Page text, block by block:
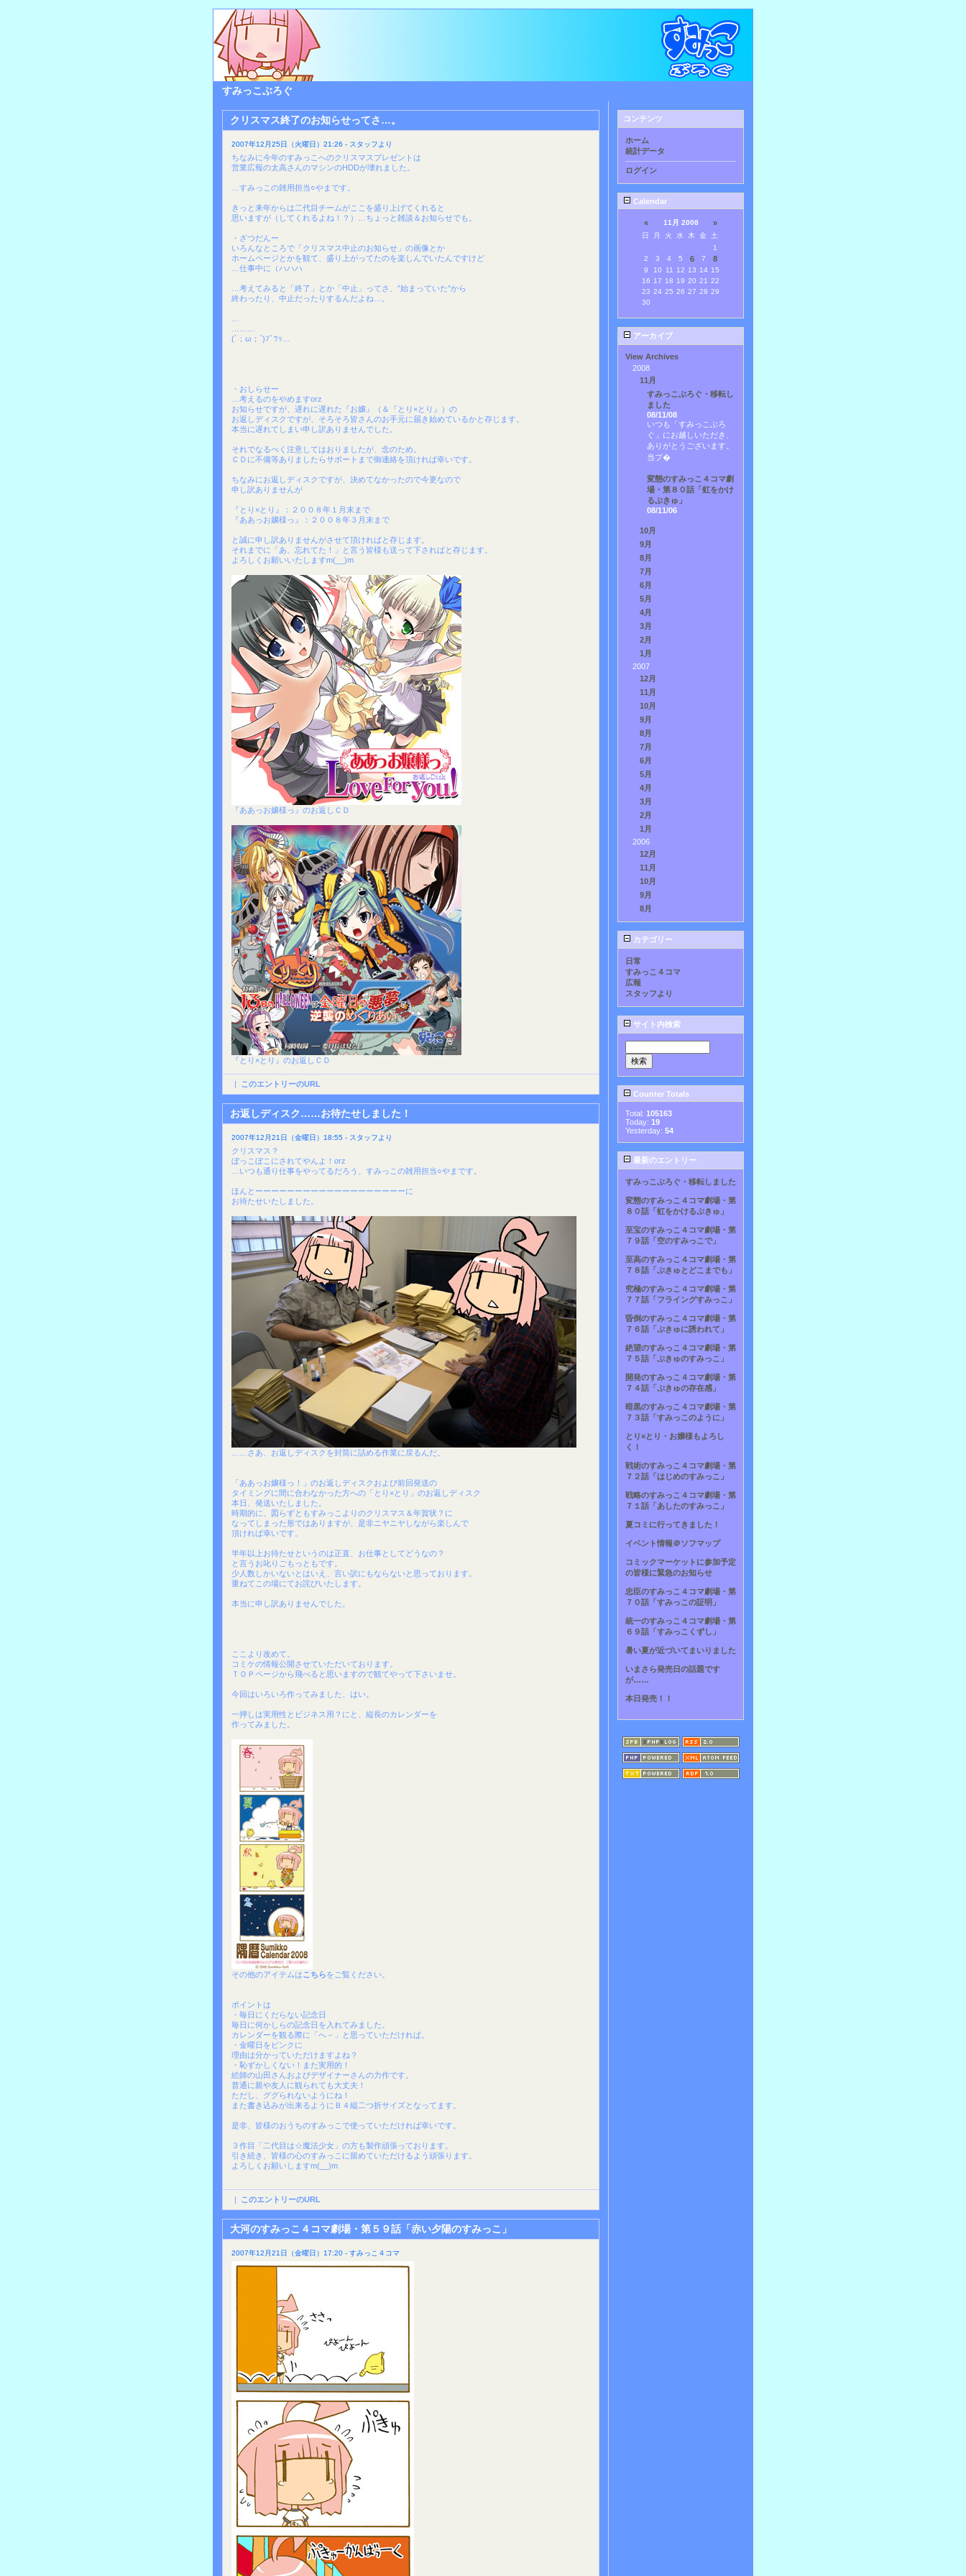
すみっこぶろぐ
クリスマス終了のお知らせってさ…。
2007年12月25日（火曜日）21:26 - スタッフより
ちなみに今年のすみっこへのクリスマスプレゼントは
営業広報の太高さんのマシンのHDDが壊れました。
…すみっこの雑用担当○やまです。
きっと来年からは二代目チームがここを盛り上げてくれると
思いますが（してくれるよね！？）…ちょっと雑談＆お知らせでも。
・ざつだんー
いろんなところで「クリスマス中止のお知らせ」の画像とか
ホームページとかを観て、盛り上がってたのを楽しんでいたんですけど
…仕事中に（ハハハ
…考えてみると「終了」とか「中止」ってさ、”始まっていた”から
終わったり、中止だったりするんだよね…。
(´；ω；`)ﾌﾞﾜｯ…
・おしらせー
…考えるのをやめますorz
お知らせですが、遅れに遅れた『お嬢』（＆『とり×とり』）の
お返しディスクですが、そろそろ皆さんのお手元に届き始めているかと存じます。
本当に遅れてしまい申し訳ありませんでした。
それでなるべく注意してはおりましたが、念のため。
ＣＤに不備等ありましたらサポートまで御連絡を頂ければ幸いです。
ちなみにお返しディスクですが、決めてなかったので今更なので
申し訳ありませんが
『とり×とり』：２００８年１月末まで
『ああっお嬢様っ』：２００８年３月末まで
と誠に申し訳ありませんがさせて頂ければと存じます。
それまでに「あ、忘れてた！」と言う皆様も送って下さればと存じます。
よろしくお願いいたしますm(__)m
『ああっお嬢様っ』のお返しＣＤ
『とり×とり』のお返しＣＤ
| このエントリーのURL
お返しディスク……お待たせしました！
2007年12月21日（金曜日）18:55 - スタッフより
クリスマス？
ぼっこぼこにされてやんよ！orz
…いつも通り仕事をやってるだろう、すみっこの雑用担当○やまです。
ほんとーーーーーーーーーーーーーーーーーーーに
お待たせいたしました。
……さあ、お返しディスクを封筒に詰める作業に戻るんだ。
「ああっお嬢様っ！」のお返しディスクおよび前回発送の
タイミングに間に合わなかった方への「とり×とり」のお返しディスク
本日、発送いたしました。
時期的に、図らずともすみっこよりのクリスマス＆年賀状？に
なってしまった形ではありますが、是非ニヤニヤしながら楽しんで
頂ければ幸いです。
半年以上お待たせというのは正直、お仕事としてどうなの？
と言うお叱りごもっともです。
少人数しかいないとはいえ、言い訳にもならないと思っております。
重ねてこの場にてお詫びいたします。
本当に申し訳ありませんでした。
ここより改めて。
コミケの情報公開させていただいております。
ＴＯＰページから飛べると思いますので観てやって下さいませ。
今回はいろいろ作ってみました、はい。
一押しは実用性とビジネス用？にと、縦長のカレンダーを
作ってみました。
その他のアイテムはこちらをご覧ください。
ポイントは
・毎日にくだらない記念日
毎日に何かしらの記念日を入れてみました。
カレンダーを観る際に「へ－」と思っていただければ。
・金曜日をピンクに
理由は分かっていただけますよね？
・恥ずかしくない！また実用的！
絵師の山田さんおよびデザイナーさんの力作です。
普通に親や友人に観られても大丈夫！
ただし、ググられないようにね！
また書き込みが出来るようにＢ４縦二つ折サイズとなってます。
是非、皆様のおうちのすみっこで使っていただければ幸いです。
３作目「二代目は☆魔法少女」の方も製作頑張っております。
引き続き、皆様の心のすみっこに留めていただけるよう頑張ります。
よろしくお願いしますm(__)m
| このエントリーのURL
大河のすみっこ４コマ劇場・第５９話「赤い夕陽のすみっこ」
2007年12月21日（金曜日）17:20 - すみっこ４コマ
コンテンツ
ホーム
統計データ
ログイン
Calendar
« 11月 2008 »
日 月 火 水 木 金
土
1
2
3 4 5 6 7 8
9 10 11 12 13 14 15
16 17 18 19 20 21 22
23 24 25 26 27 28 29
30
アーカイブ
View Archives
2008
11月
すみっこぶろぐ・移転し
ました
08/11/08
いつも「すみっこぶろ
ぐ」にお越しいただき、
ありがとうございます。
当ブ�
変態のすみっこ４コマ劇
場・第８０話「虹をかけ
るぷきゅ」
08/11/06
10月
9月
8月
7月
6月
5月
4月
3月
2月
1月
2007
12月
11月
10月
9月
8月
7月
6月
5月
4月
3月
2月
1月
2006
12月
11月
10月
9月
8月
カテゴリー
日常
すみっこ４コマ
広報
スタッフより
サイト内検索
Counter Totals
Total: 105163
Today: 19
Yesterday: 54
最新のエントリー
すみっこぶろぐ・移転しました
変態のすみっこ４コマ劇場・第
８０話「虹をかけるぷきゅ」
至宝のすみっこ４コマ劇場・第
７９話「空のすみっこで」
至高のすみっこ４コマ劇場・第
７８話「ぷきゅとどこまでも」
究極のすみっこ４コマ劇場・第
７７話「フライングすみっこ」
昏倒のすみっこ４コマ劇場・第
７６話「ぷきゅに誘われて」
絶望のすみっこ４コマ劇場・第
７５話「ぷきゅのすみっこ」
開発のすみっこ４コマ劇場・第
７４話「ぷきゅの存在感」
暗黒のすみっこ４コマ劇場・第
７３話「すみっこのように」
とり×とり・お嬢様もよろし
く！
戦術のすみっこ４コマ劇場・第
７２話「はじめのすみっこ」
戦略のすみっこ４コマ劇場・第
７１話「あしたのすみっこ」
夏コミに行ってきました！
イベント情報＠ソフマップ
コミックマーケットに参加予定
の皆様に緊急のお知らせ
忠臣のすみっこ４コマ劇場・第
７０話「すみっこの証明」
統一のすみっこ４コマ劇場・第
６９話「すみっこくずし」
暑い夏が近づいてまいりました
いまさら発売日の話題です
が……
本日発売！！